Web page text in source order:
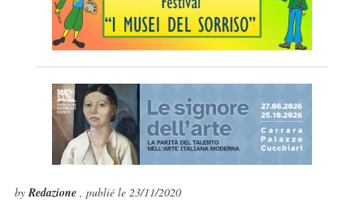
byRedazione , publié le 23/11/2020